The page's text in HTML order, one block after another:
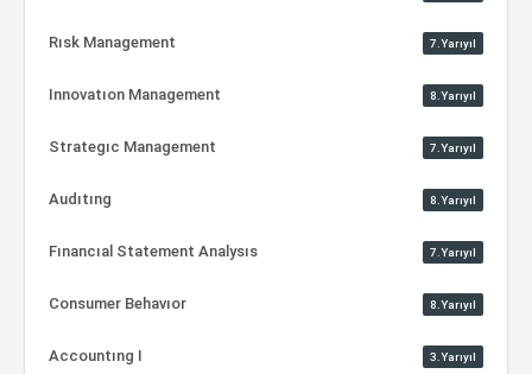
Rısk Management 7.Yarıyıl
Innovatıon Management 8.Yarıyıl
Strategıc Management 7.Yarıyıl
Audıtıng 8.Yarıyıl
Fınancıal Statement Analysıs 7.Yarıyıl
Consumer Behavıor 8.Yarıyıl
Accountıng I 3.Yarıyıl